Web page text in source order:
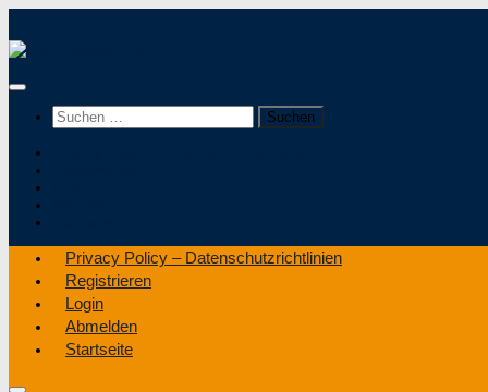
Privacy Policy – Datenschutzrichtlinien
Registrieren
Login
Abmelden
Startseite